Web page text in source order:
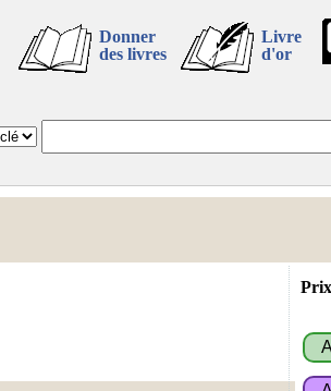
Donner
des livres
Livre
d'or